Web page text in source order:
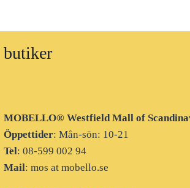
butiker
MOBELLO® Westfield Mall of
Öppettider: Mån-sön: 10-21
Tel: 08-599 002 94
Mail: mos at mobello.se